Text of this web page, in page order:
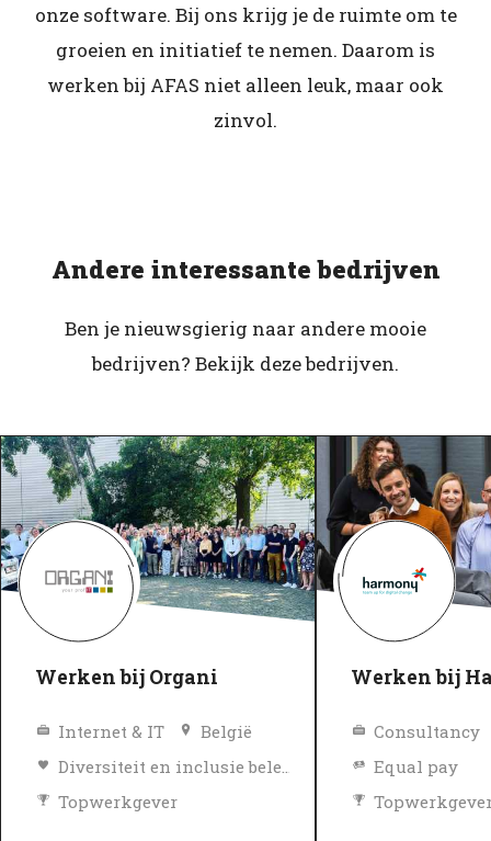
onze software. Bij ons krijg je de ruimte om te
groeien en initiatief te nemen. Daarom is
werken bij AFAS niet alleen leuk, maar ook
zinvol.
Andere interessante bedrijven
Ben je nieuwsgierig naar andere mooie
bedrijven? Bekijk deze bedrijven.
Werken bij Organi
Internet & IT
België
Diversiteit en inclusie beleid
Topwerkgever
Werken bij
Consultancy
Equal pay